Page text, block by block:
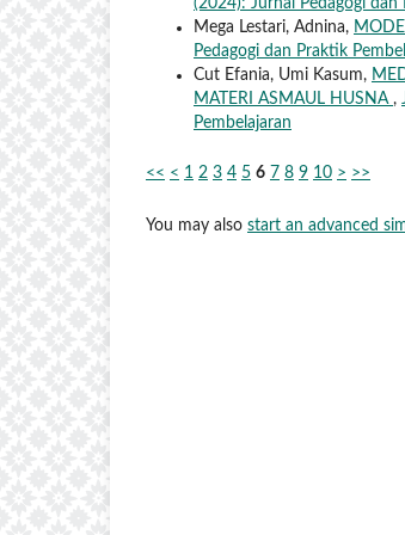
(2024): Jurnal Pedagogi dan
Mega Lestari, Adnina,
Pedagogi dan Praktik
Cut Efania, Umi Kasum,
MATERI ASMAUL HUSNA ,
Pembelajaran
<< < 1 2 3 4 5 6 7 8 9 10 > >>
You may also start an advanced